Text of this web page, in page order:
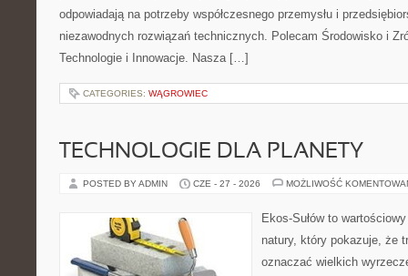
odpowiadają na potrzeby współczesnego przemysłu i
niezawodnych rozwiązań technicznych. Polecam Środowisko i
Technologie i Innowacje. Nasza […]
CATEGORIES: WĄGROWIEC
TECHNOLOGIE DLA PLANETY
POSTED BY ADMIN CZE - 27 - 2026 MOŻLIWOŚĆ
Ekos-Sułów to
natury, który pokazuje, że
oznaczać wielkich